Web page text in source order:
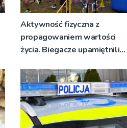
Aktywność fizyczna z
propagowaniem wartości
życia. Biegacze upamiętnili